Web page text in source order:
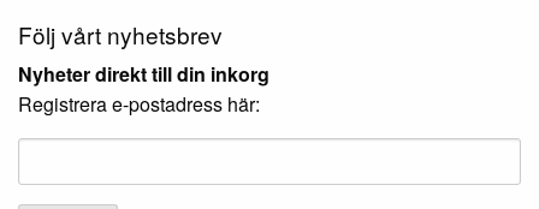
Följ vårt nyhetsbrev
Nyheter direkt till din inkorg
Registrera e-postadress här: